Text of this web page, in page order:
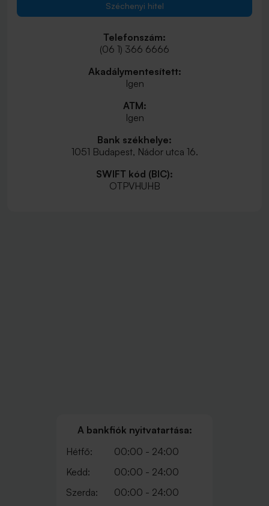
Széchenyi hitel
Telefonszám:
(06 1) 366 6666
Akadálymentesített:
Igen
ATM:
Igen
Bank székhelye:
1051 Budapest, Nádor utca 16.
SWIFT kód (BIC):
OTPVHUHB
A bankfiók nyitvatartása:
Hétfő:
00:00 - 24:00
Kedd:
00:00 - 24:00
Szerda:
00:00 - 24:00